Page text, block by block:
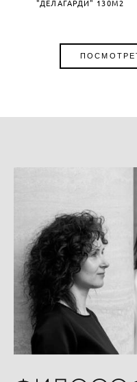
"ДЕЛАГАРДИ" 130М2